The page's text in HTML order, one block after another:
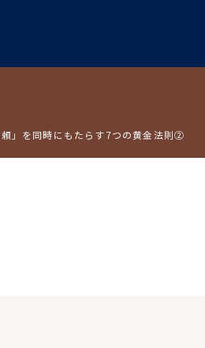
」を同時にもたらす7つの黄金法則②